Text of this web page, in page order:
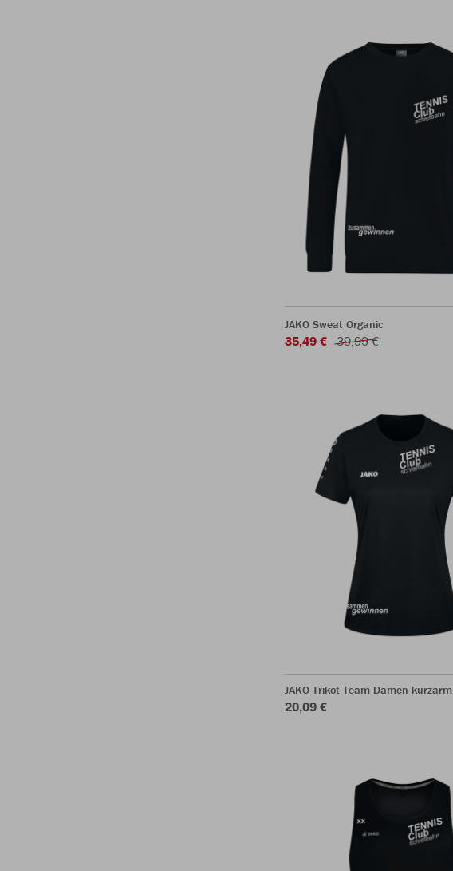
JAKO Sweat Organic
35,49 € 39,99 €
JAKO Trikot Team Damen kurzarm
20,09 €